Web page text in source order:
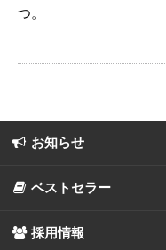
つ。
お知らせ
ベストセラー
採用情報